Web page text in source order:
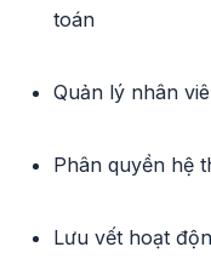
toán
Quản lý nhân
Phân quyền hệ
Lưu vết hoạt